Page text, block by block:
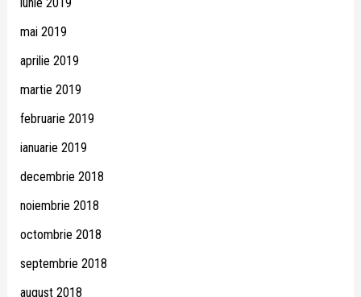
mai 2019
aprilie 2019
martie 2019
februarie 2019
ianuarie 2019
decembrie 2018
noiembrie 2018
octombrie 2018
septembrie 2018
august 2018